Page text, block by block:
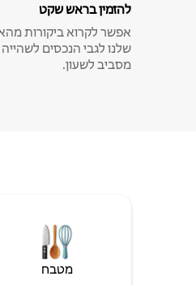
להזמין בראש שקט
אפשר לקרוא ביקורות
שלנו לגבי הנכסים
מסביב לשעון.
מטבח